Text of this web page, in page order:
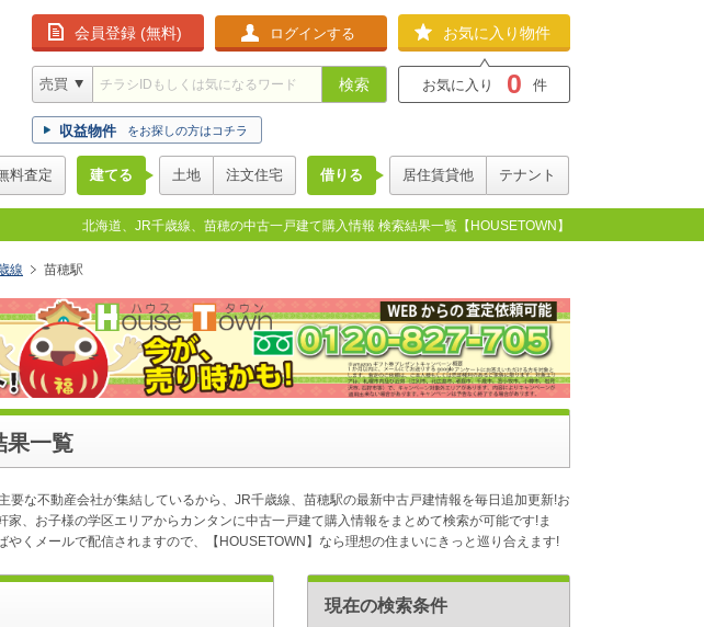
会員登録 (無料) ログインする お気に入り物件
お気に入り 0 件
検索
収益物件 をお探しの方はコチラ
料査定 建てる 土地 注文住宅 借りる 居住賃貸他 テナント
北海道、JR千歳線、苗穂の中古一戸建て購入情報 検索結果一覧【HOUSETOWN】
線 苗穂駅
果一覧
な不動産会社が集結しているから、JR千歳線、苗穂駅の最新中古戸建情報を毎日追加更新!お
、お子様の学区エリアからカンタンに中古一戸建て購入情報をまとめて検索が可能です!ま
くメールで配信されますので、【HOUSETOWN】なら理想の住まいにきっと巡り合えます!
現在の検索条件